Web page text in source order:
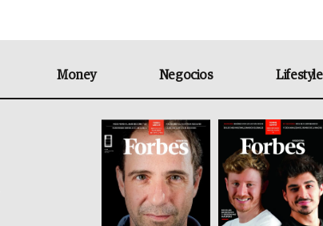
Money Negocios Lifestyle